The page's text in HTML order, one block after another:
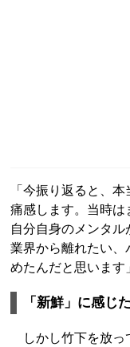
「今振り返ると、
痛感します。当時は
自分自身のメンタ
業界から離れたい、
めたんだと思います
「新鮮」に感じ
しかし竹下を放っ